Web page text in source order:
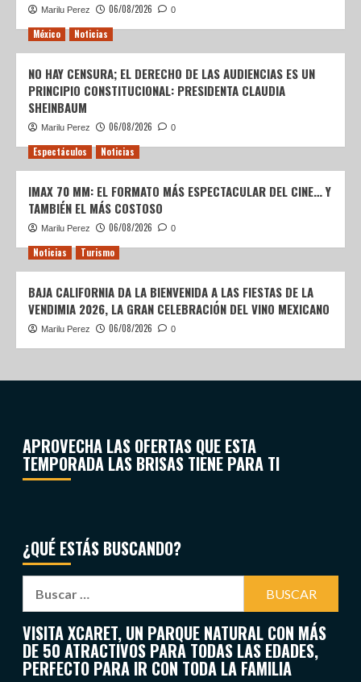
Marilu Perez 06/08/2026 0
México Noticias
NO HAY CENSURA; EL DERECHO DE LAS AUDIENCIAS ES UN
PRINCIPIO CONSTITUCIONAL: PRESIDENTA CLAUDIA
SHEINBAUM
Marilu Perez 06/08/2026 0
Espectáculos Noticias
IMAX 70 MM: EL FORMATO MÁS ESPECTACULAR DEL CINE… Y
TAMBIÉN EL MÁS COSTOSO
Marilu Perez 06/08/2026 0
Noticias Turismo
BAJA CALIFORNIA DA LA BIENVENIDA A LAS FIESTAS DE LA
VENDIMIA 2026, LA GRAN CELEBRACIÓN DEL VINO MEXICANO
Marilu Perez 06/08/2026 0
APROVECHA LAS OFERTAS QUE ESTA
TEMPORADA LAS BRISAS TIENE PARA TI
¿QUÉ ESTÁS BUSCANDO?
VISITA XCARET, UN PARQUE NATURAL CON MÁS
DE 50 ATRACTIVOS PARA TODAS LAS EDADES,
PERFECTO PARA IR CON TODA LA FAMILIA